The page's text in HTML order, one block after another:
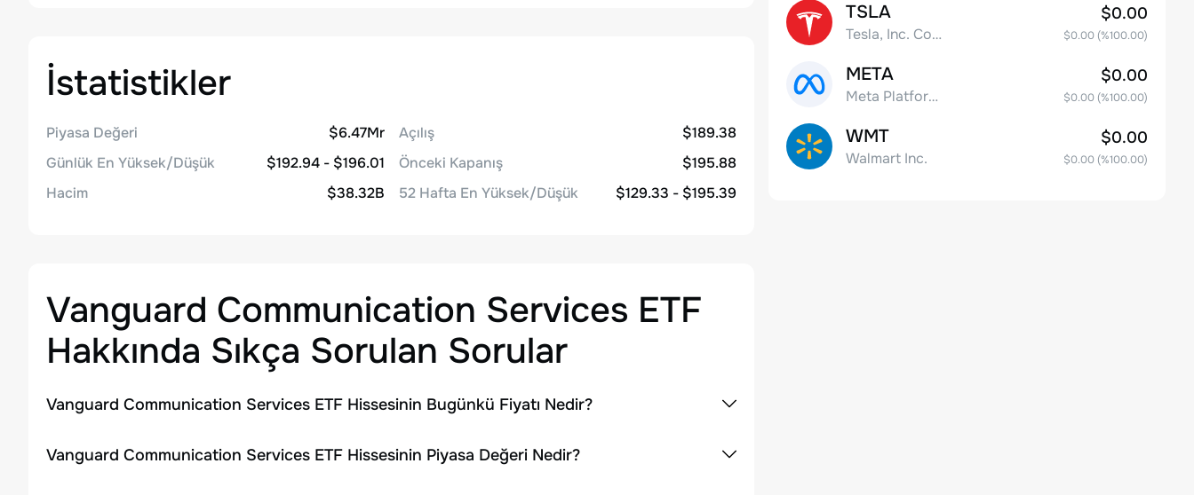
İstatistikler
Piyasa Değeri
$6.47Mr
Günlük En Yüksek/Düşük
$192.94 - $196.01
Hacim
$38.32B
Açılış
$189.38
Önceki Kapanış
$195.88
52 Hafta En Yüksek/Düşük
$129.33 - $195.39
Vanguard Communication Services ETF
Hakkında Sıkça Sorulan Sorular
Vanguard Communication Services ETF Hissesinin Bugünkü Fiyatı Nedir?
Vanguard Communication Services ETF Hissesinin Piyasa Değeri Nedir?
TSLA
Tesla, Inc. Common Stock
$0.00
$0.00(%100.00)
META
Meta Platforms, Inc. Class A Common Stock
$0.00
$0.00(%100.00)
WMT
Walmart Inc.
$0.00
$0.00(%100.00)